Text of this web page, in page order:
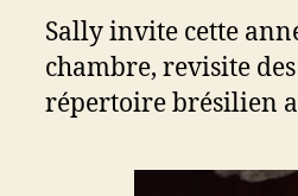
Sally invite cette
chambre, revisite
répertoire brésilien